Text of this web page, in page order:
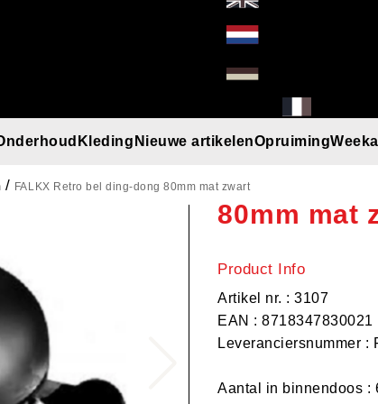
Kleding
Handschoenen
Helmen
Mutsen
Paraplu
Regenkleding
T-Shirt/Truien/Bodywarmers
Zonnebrillen
Nieuwe artikelenOpruiming
FALKX Retro bel ding-dong 80mm mat zwartFALKX
80mm mat
Product Info
Artikel nr. : 3107
EAN : 8718347830021
Leveranciersnummer :
Aantal in binnendoos :